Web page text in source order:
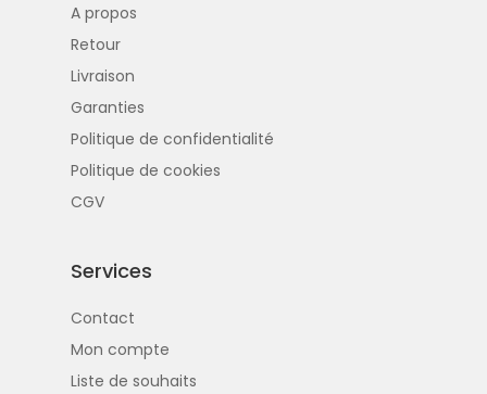
A propos
Retour
Livraison
Garanties
Politique de confidentialité
Politique de cookies
CGV
Services
Contact
Mon compte
Liste de souhaits